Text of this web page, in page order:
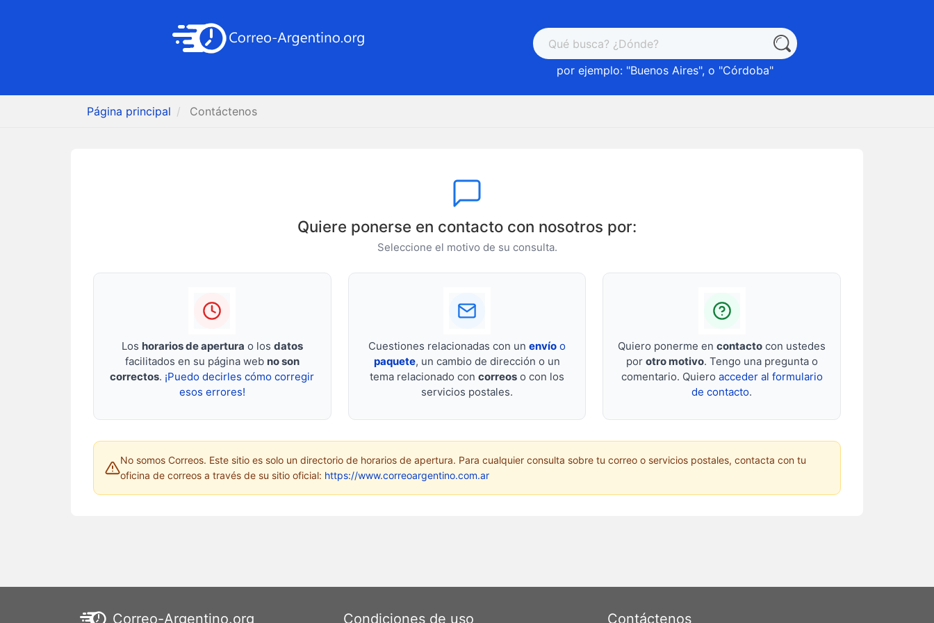
por ejemplo: "Buenos Aires", o "Córdoba"
Página principal Contáctenos
Quiere ponerse en contacto con nosotros por:
Seleccione el motivo de su consulta.
Los horarios de apertura o los datos
facilitados en su página web no son
correctos. ¡Puedo decirles cómo corregir
esos errores!
Cuestiones relacionadas con un envíoo
paquete, un cambio de dirección o un
tema relacionado con correoso con los
servicios postales.
Quiero ponerme encontacto con ustedes
por otro motivo. Tengo una pregunta o
comentario. Quiero acceder al formulario
de contacto.
No somos Correos. Este sitio es solo un directorio de horarios de apertura. Para cualquier consulta sobre tu correo o servicios postales, contacta con tu
oficina de correos a través de su sitio oficial: https://www.correoargentino.com.ar
Correo-Argentino.org Condiciones de uso Contáctenos